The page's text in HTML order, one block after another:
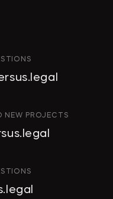
NEW PROJECTS